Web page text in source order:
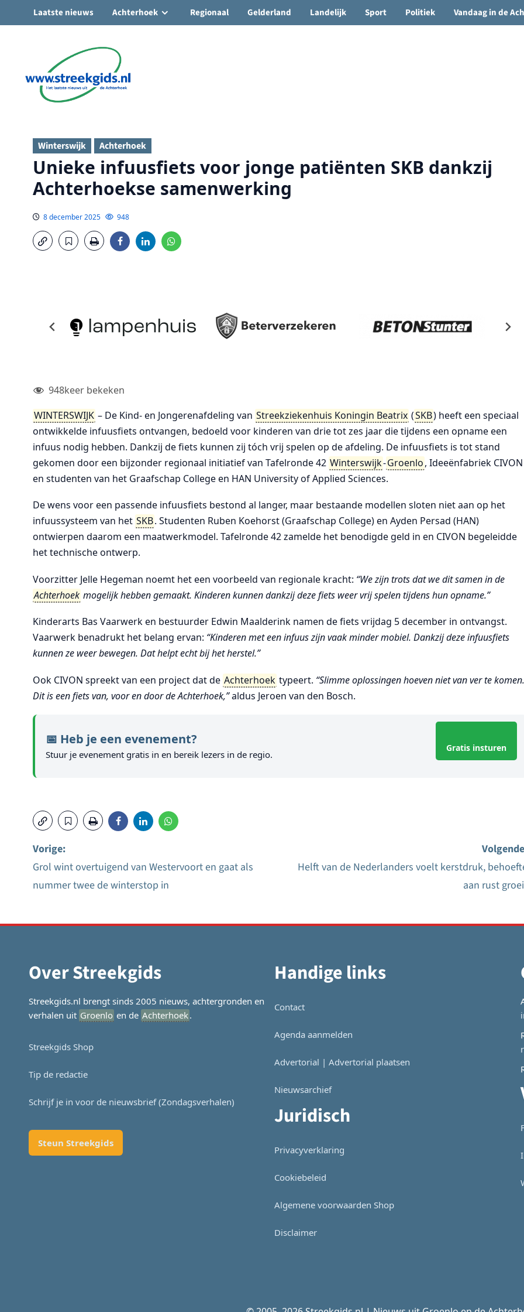
🌤️ Groenlo:24°C • Vandaag 15° / 24°
Ga
inhoud
Laatste nieuws Achterhoek Regionaal Gelderland Landelijk Sport Politiek Vandaag in de
Winterswijk Achterhoek
Unieke infuusfiets voor jonge patiënten SKB dankzij
Achterhoekse samenwerking
8 december 2025 948
948keer bekeken
WINTERSWIJK – De Kind- en Jongerenafdeling van Streekziekenhuis Koningin Beatrix (SKB) heeft een speciaal
ontwikkelde infuusfiets ontvangen, bedoeld voor kinderen van drie tot zes jaar die tijdens een opname een
infuus nodig hebben. Dankzij de fiets kunnen zij tóch vrij spelen op de afdeling. De infuusfiets is tot stand
gekomen door een bijzonder regionaal initiatief van Tafelronde 42 Winterswijk-Groenlo, Ideeënfabriek CIVON
en studenten van het Graafschap College en HAN University of Applied Sciences.
De wens voor een passende infuusfiets bestond al langer, maar bestaande modellen sloten niet aan op het
infuussysteem van het SKB. Studenten Ruben Koehorst (Graafschap College) en Ayden Persad (HAN)
ontwierpen daarom een maatwerkmodel. Tafelronde 42 zamelde het benodigde geld in en CIVON begeleidde
het technische ontwerp.
Voorzitter Jelle Hegeman noemt het een voorbeeld van regionale kracht: “We zijn trots dat we dit samen in de
Achterhoek mogelijk hebben gemaakt. Kinderen kunnen dankzij deze fiets weer vrij spelen tijdens hun opname.”
Kinderarts Bas Vaarwerk en bestuurder Edwin Maalderink namen de fiets vrijdag 5 december in ontvangst.
Vaarwerk benadrukt het belang ervan: “Kinderen met een infuus zijn vaak minder mobiel. Dankzij deze infuusfiets
kunnen ze weer bewegen. Dat helpt echt bij het herstel.”
Ook CIVON spreekt van een project dat de Achterhoek typeert. “Slimme oplossingen hoeven niet van ver te komen.
Dit is een fiets van, voor en door de Achterhoek,”aldus Jeroen van den Bosch.
📅 Heb je een evenement?
Stuur je evenement gratis in en bereik lezers in de regio.
Gratis insturen
Bericht
Vorige:
Grol wint overtuigend van Westervoort en gaat als
nummer twee de winterstop in
Helft van de Nederlanders voelt kerstdruk,
aan rust
Over Streekgids
Streekgids.nl brengt sinds 2005 nieuws, achtergronden en
verhalen uit Groenlo en de Achterhoek.
Streekgids Shop
Tip de redactie
Schrijf je in voor de nieuwsbrief (Zondagsverhalen)
Steun Streekgids
Handige links
Contact
Agenda aanmelden
Advertorial | Advertorial plaatsen
Nieuwsarchief
Juridisch
Privacyverklaring
Cookiebeleid
Algemene voorwaarden Shop
Disclaimer